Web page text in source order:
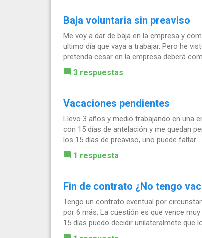
Baja voluntaria sin preaviso
Me voy a dar de baja en la empresa y
ultimo día que vaya a trabajar. Pero he
pretenda cesar en la empresa deberá
3 respuestas
Vacaciones pendientes
Llevo 3 años y medio trabajando en una
con 15 días de antelación y me quedan
los 15 días de preaviso, uno puede faltar...
1 respuesta
Fin de contrato ¿No tengo
Tengo un contrato eventual por
por 6 más. La cuestión es que vence
15 días puedo decidir unilateralmete que